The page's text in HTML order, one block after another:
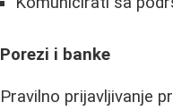
Porezi i banke
Pravilno prijavljivanje